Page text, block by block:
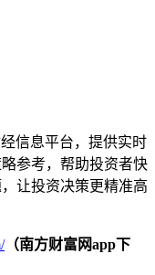
信息平台，提供实时
参考，帮助投资者快
让投资决策更精准高
（南方财富网app下